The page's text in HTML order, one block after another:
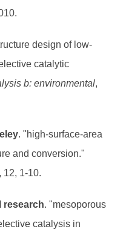
design of low-
catalytic
b: environmental,
. "high-surface-area
and conversion."
12, 1-10.
research. "mesoporous
catalysis in